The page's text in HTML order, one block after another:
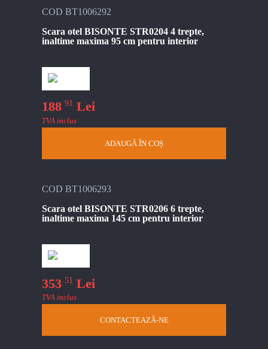
COD BT1006292
Scara otel BISONTE STR0204 4 trepte,
inaltime maxima 95 cm pentru interior
188 91 Lei
TVA inclus
ADAUGĂ ÎN COȘ
COD BT1006293
Scara otel BISONTE STR0206 6 trepte,
inaltime maxima 145 cm pentru interior
353 51 Lei
TVA inclus
CONTACTEAZĂ-NE